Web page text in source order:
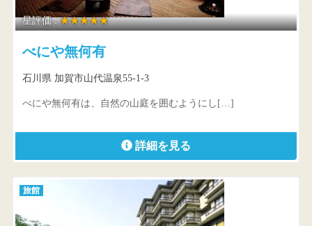
星評価 :★★★★★
べにや無何有
石川県 加賀市山代温泉55-1-3
べにや無何有は、自然の山庭を囲むようにし[…]
詳細を見る
旅館